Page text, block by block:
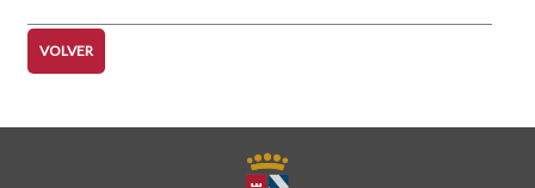
VOLVER